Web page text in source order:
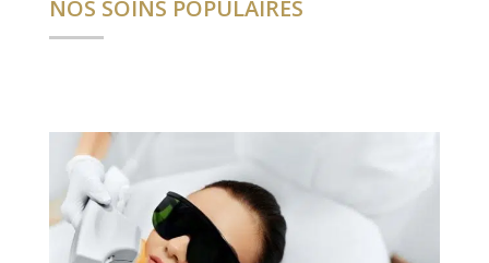
NOS SOINS POPULAIRES